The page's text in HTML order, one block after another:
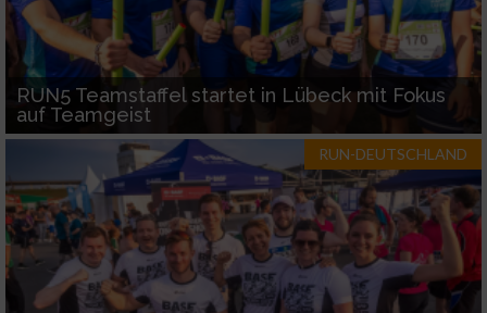
RUN5 Teamstaffel startet in Lübeck mit Fokus
auf Teamgeist
RUN-DEUTSCHLAND